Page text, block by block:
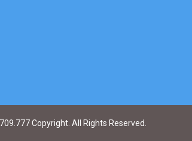
Copyright. All Rights Reserved.